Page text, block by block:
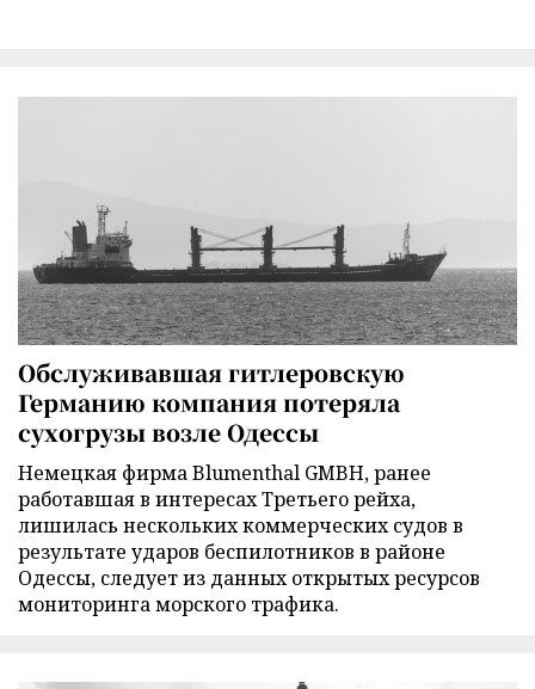
Обслуживавшая гитлеровскую
Германию компания потеряла
сухогрузы возле Одессы
Немецкая фирма Blumenthal GMBH, ранее
работавшая в интересах Третьего рейха,
лишилась нескольких коммерческих судов в
результате ударов беспилотников в районе
Одессы, следует из данных открытых ресурсов
мониторинга морского трафика.